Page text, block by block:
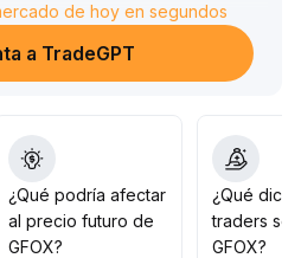
GFOX podría captar más
mayor volatilidad
el soporte de los US$0,127
cambios en el sentimiento
estricto control de posición,
de liquidez y evitando
de hoy en segundos
a TradeGPT
¿Qué podría afectar
al precio futuro de
GFOX?
¿Qué
traders
GFOX?